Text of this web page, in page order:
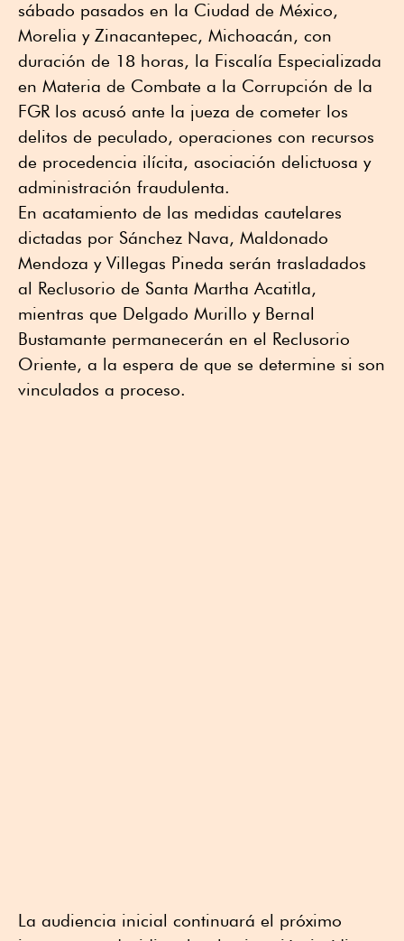
sábado pasados en la Ciudad de México,
Morelia y Zinacantepec, Michoacán, con
duración de 18 horas, la Fiscalía Especializada
en Materia de Combate a la Corrupción de la
FGR los acusó ante la jueza de cometer los
delitos de peculado, operaciones con recursos
de procedencia ilícita, asociación delictuosa y
administración fraudulenta.
En acatamiento de las medidas cautelares
dictadas por Sánchez Nava, Maldonado
Mendoza y Villegas Pineda serán trasladados
al Reclusorio de Santa Martha Acatitla,
mientras que Delgado Murillo y Bernal
Bustamante permanecerán en el Reclusorio
Oriente, a la espera de que se determine si son
vinculados a proceso.
La audiencia inicial continuará el próximo